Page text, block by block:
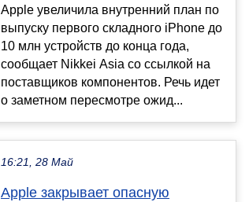
Apple увеличила внутренний план по
выпуску первого складного iPhone до
10 млн устройств до конца года,
сообщает Nikkei Asia со ссылкой на
поставщиков компонентов. Речь идет
о заметном пересмотре ожид...
16:21, 28 Май
Apple закрывает опасную